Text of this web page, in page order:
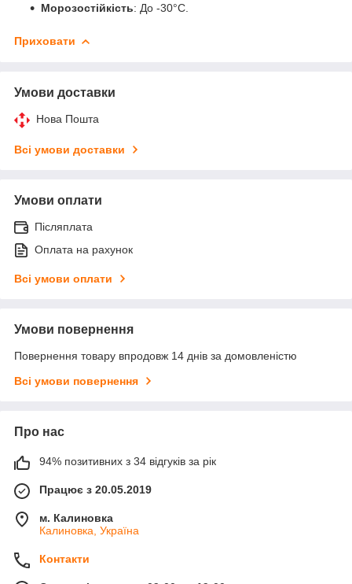
Морозостійкість: До -30°C.
Приховати
Умови доставки
Нова Пошта
Всі умови доставки
Умови оплати
Післяплата
Оплата на рахунок
Всі умови оплати
Умови повернення
Повернення товару впродовж 14 днів за домовленістю
Всі умови повернення
Про нас
94% позитивних з 34 відгуків за рік
Працює з 20.05.2019
м. Калиновка
Калиновка, Україна
Контакти